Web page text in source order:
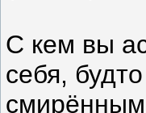
С кем вы
себя,